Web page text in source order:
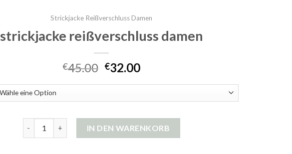
Strickjacke Reißverschluss Damen
strickjacke reißverschluss damen
€45.00 €32.00
IN DEN WARENKORB